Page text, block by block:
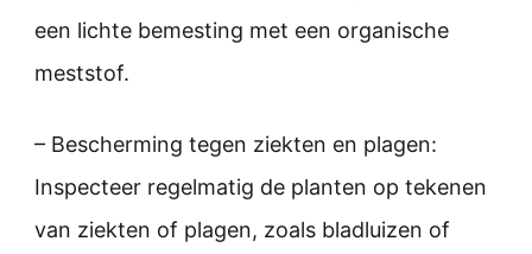
een lichte bemesting met een organische
meststof.
– Bescherming tegen ziekten en plagen:
Inspecteer regelmatig de planten op tekenen
van ziekten of plagen, zoals bladluizen of